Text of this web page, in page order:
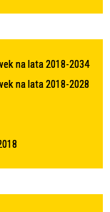
na lata 2018-2034
na lata 2018-2028